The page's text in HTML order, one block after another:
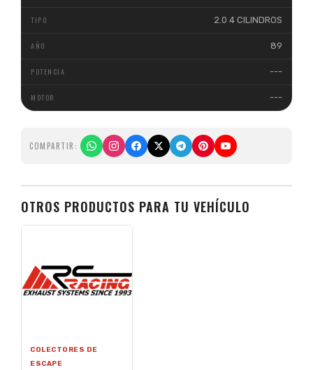
2.0 4 CILINDROS
89
---
---
COMPARTIR:
OTROS PRODUCTOS PARA TU VEHÍCULO
COLECTORES DE
ESCAPE